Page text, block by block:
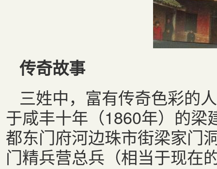
传奇故事
三姓中，富有传奇色彩的
于咸丰十年（1860年）的梁
都东门府河边珠市街梁家门
门精兵营总兵（相当于现在